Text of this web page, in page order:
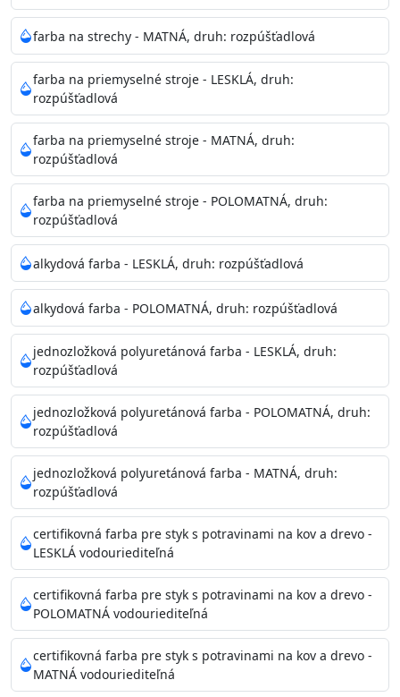
pri relatívnej vlhkosti nad 80%.
Nepoužitá farba vyžaduje špeciálne zaobchádzanie na
bezpečnú likvidáciu.
Riedenie: do 10% vodou, podľa spôsobu aplikácie
Doba schnutia na dotyk
Doba na druhý náter: 3-4 hodiny
Balenie : 750ml, 1l, 3l, 9l, 15l
Výdatnosť na jednu vrstvu
Aplikácia: štetec, valček, striekacia pištoľ
Povrchová úprava: 1
Je možné tónovať v systéme Colorfull: áno
Merná hmotnosť : 1,54 ± 0,02 Kg / L (ISO 2811)
Čistenie: vodou
Príprava povrchu
Povrchy musia byť hladké, čisté, suché, zbavené prachu,
mastnoty, solí a materiálov so zlou priľnavosťou. Otvory
alebo trhliny vyplňte
akrylovým tmelom Acrylic putty, Visto alebo Acrylic light
putty a prebrúste. Nové alebo porézne povrchy natreté
menej kvalitnými farbami
vždy penetrujte. Odporúčané penetračné nátery
Acrylan Unco, Gypsum board alebo Vitex Primer 100% a
na škvrny použite Blanco eco
riediteľné vodou.
Skladovanie
48 mesiacov v orig. uzavretých obaloch medzi 5°C až
farba na strechy - MATNÁ, druh: rozpúšťadlová
farba na priemyselné stroje - LESKLÁ, druh:
rozpúšťadlová
farba na priemyselné stroje - MATNÁ, druh:
rozpúšťadlová
farba na priemyselné stroje - POLOMATNÁ, druh:
rozpúšťadlová
alkydová farba - LESKLÁ, druh: rozpúšťadlová
alkydová farba - POLOMATNÁ, druh: rozpúšťadlová
jednozložková polyuretánová farba - LESKLÁ, druh:
rozpúšťadlová
jednozložková polyuretánová farba - POLOMATNÁ, druh:
rozpúšťadlová
jednozložková polyuretánová farba - MATNÁ, druh:
rozpúšťadlová
certifikovná farba pre styk s potravinami na kov a drevo -
LESKLÁ vodouriediteľná
certifikovná farba pre styk s potravinami na kov a drevo -
POLOMATNÁ vodouriediteľná
certifikovná farba pre styk s potravinami na kov a drevo -
MATNÁ vodouriediteľná